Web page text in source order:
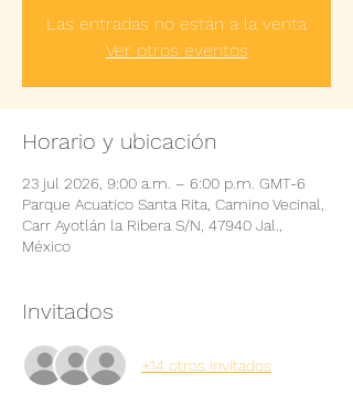
Las entradas no están a la venta
Ver otros eventos
Horario y ubicación
23 jul 2026, 9:00 a.m. – 6:00 p.m. GMT-6
Parque Acuatico Santa Rita, Camino Vecinal,
Carr Ayotlán la Ribera S/N, 47940 Jal.,
México
Invitados
+14 otros invitados